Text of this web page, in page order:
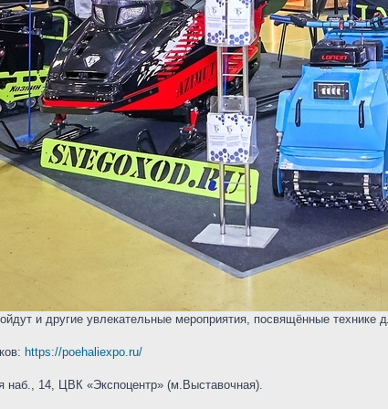
и другие увлекательные мероприятия, посвящённые технике
https://poehaliexpo.ru/
наб., 14, ЦВК «Экспоцентр» (м.Выставочная).